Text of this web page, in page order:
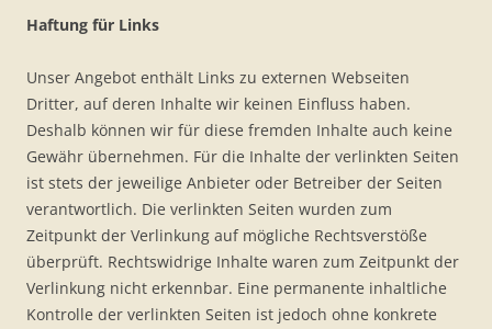
Haftung für Links
Unser Angebot enthält Links zu externen Webseiten
Dritter, auf deren Inhalte wir keinen Einfluss haben.
Deshalb können wir für diese fremden Inhalte auch keine
Gewähr übernehmen. Für die Inhalte der verlinkten Seiten
ist stets der jeweilige Anbieter oder Betreiber der Seiten
verantwortlich. Die verlinkten Seiten wurden zum
Zeitpunkt der Verlinkung auf mögliche Rechtsverstöße
überprüft. Rechtswidrige Inhalte waren zum Zeitpunkt der
Verlinkung nicht erkennbar. Eine permanente inhaltliche
Kontrolle der verlinkten Seiten ist jedoch ohne konkrete